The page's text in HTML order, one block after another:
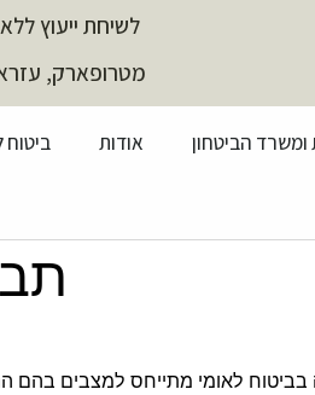
לשיחת ייעוץ
מטרופארק, עזרא גבאי 3, פתח
ומשרד הביטחון אודות ביטוח
בביטוח לאומי מתייחס למצבים בהם